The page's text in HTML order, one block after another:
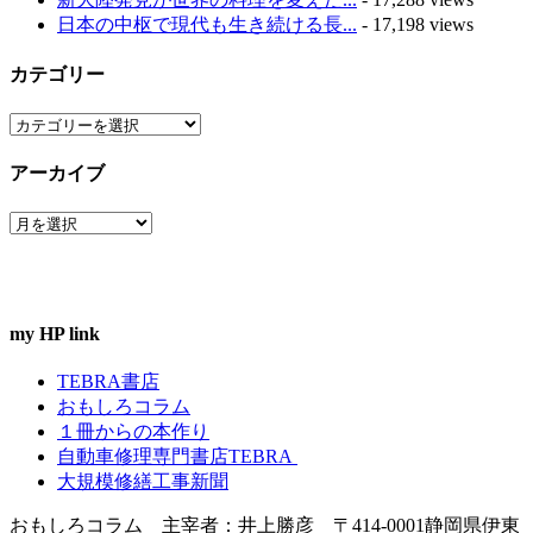
日本の中枢で現代も生き続ける長... - 17,198 views
カテゴリー
カ
ゴ
ー
アーカイブ
ア
my HP link
TEBRA書店
おもしろコラム
１冊からの本作り
自動車修理専門書店TEBRA
大規模修繕工事新聞
おもしろコラム 主宰者：井上勝彦 〒414-0001静岡県伊東